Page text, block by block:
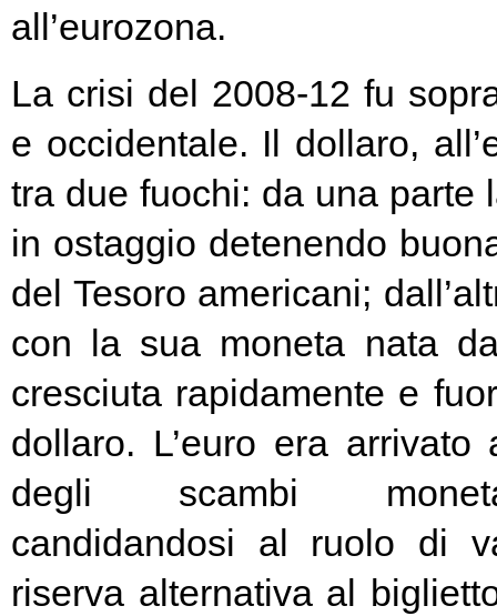
all’eurozona.
La crisi del 2008-12 fu
e occidentale. Il dollaro,
tra due fuochi: da una parte
in ostaggio detenendo
del Tesoro americani;
con la sua moneta nata
cresciuta rapidamente e
dollaro. L’euro era
degli scambi
candidandosi al ruolo di
riserva alternativa al